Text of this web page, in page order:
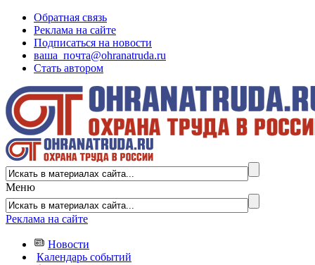
Обратная связь
Реклама на сайте
Подписаться на новости
ваша_почта@ohranatruda.ru
Стать автором
Меню
Реклама на сайте
Новости
Календарь событий